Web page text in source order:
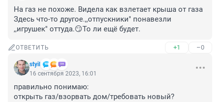
На газ не похоже. Видела как взлетает крыша от газа
Здесь что-то другое.,,отпускники" понавезли
,,игрушек" оттуда.😏То ли ещё будет.
ОТВЕТИТЬ +1 –0
styil
16 сентября 2023, 16:01
правильно понимаю:
открыть газ/взорвать дом/требовать новый?